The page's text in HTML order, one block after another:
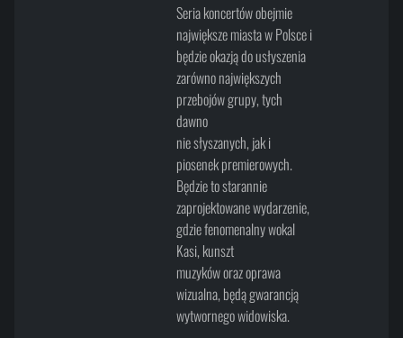
Seria koncertów obejmie
największe miasta w Polsce i
będzie okazją do usłyszenia
zarówno największych
przebojów grupy, tych
dawno
nie słyszanych, jak i
piosenek premierowych.
Będzie to starannie
zaprojektowane wydarzenie,
gdzie fenomenalny wokal
Kasi, kunszt
muzyków oraz oprawa
wizualna, będą gwarancją
wytwornego widowiska.